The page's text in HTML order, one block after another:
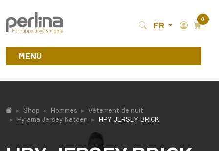
FR
0
MENU
Shop Hommes
Vêtement de nuit
Pyjama Jersey Katoen
HPY JERSEY BRICK